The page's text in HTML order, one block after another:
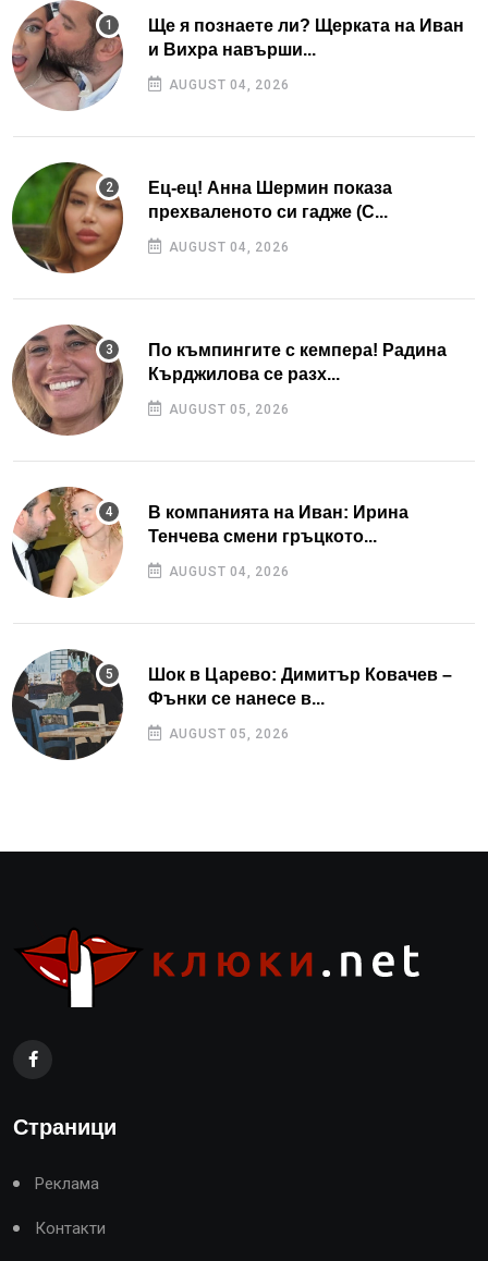
Ще я познаете ли? Щерката на Иван
и Вихра навърши...
AUGUST 04, 2026
Ец-ец! Анна Шермин показа
прехваленото си гадже (С...
AUGUST 04, 2026
По къмпингите с кемпера! Радина
Кърджилова се разх...
AUGUST 05, 2026
В компанията на Иван: Ирина
Тенчева смени гръцкото...
AUGUST 04, 2026
Шок в Царево: Димитър Ковачев –
Фънки се нанесе в...
AUGUST 05, 2026
Страници
Реклама
Контакти